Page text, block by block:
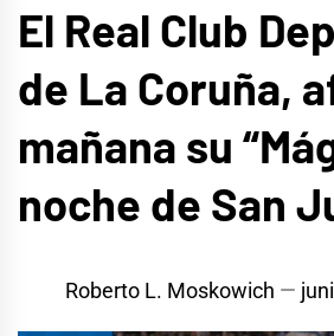
El Real Club
de La Coruña,
mañana su
noche de San
Roberto L. Moskowich